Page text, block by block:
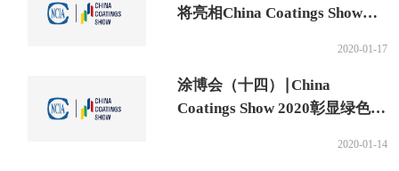
将亮相China Coatings Show
2020-01-17
涂博会（十四）∣China
Coatings Show 2020彰显绿色发
2020-01-14